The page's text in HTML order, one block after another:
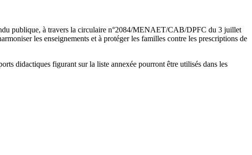
publique, à travers la circulaire n°2084/MENAET/CAB/DPFC du 3 juillet
les enseignements et à protéger les familles contre les prescriptions de
didactiques figurant sur la liste annexée pourront être utilisés dans les